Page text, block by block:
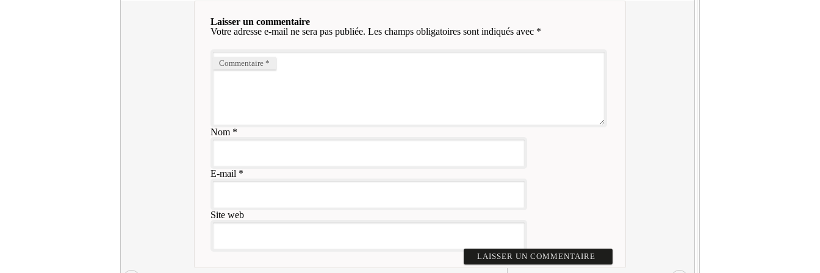
Laisser un commentaire
Votre adresse e-mail ne sera pas publiée. Les champs obligatoires sont indiqués avec *
Commentaire *
Nom*
E-mail *
Site web